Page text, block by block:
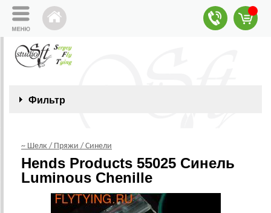
Фильтр
~ Шелк / Пряжи / Синели
Hends Products 55025 Синель
Luminous Chenille